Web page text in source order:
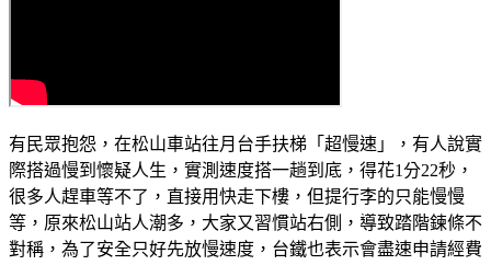
有民眾抱怨，在松山車站往月台手扶梯「超慢速」，有人說實
際搭過慢到懷疑人生，實測速度搭一趟到底，得花1分22秒，
很多人趕車等不了，直接用快走下樓，但提行李的只能慢慢
等，原來松山站人潮多，大家又習慣站右側，導致踏階鍊條不
對稱，為了安全只好先放慢速度，台鐵也表示會盡速申請經費